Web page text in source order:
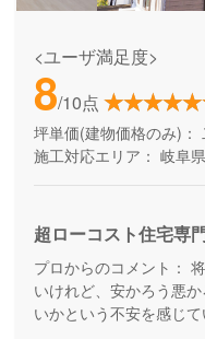
<ユーザ満足度>
8/10点
坪単価(建物価格のみ)：
施工対応エリア： 岐阜県
超ローコスト住宅専
プロからのコメント：
いけれど、安かろう悪
いかという不安を感じ